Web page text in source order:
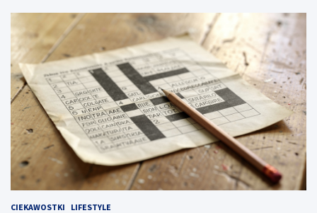
CIEKAWOSTKI LIFESTYLE